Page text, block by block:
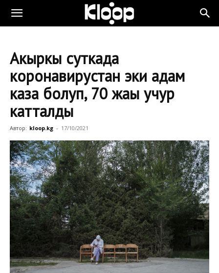
Акыркы суткада
коронавирустан эки адам
каза болуп, 70 жаңы учур
катталды
Автор: kloop.kg - 17/10/2021